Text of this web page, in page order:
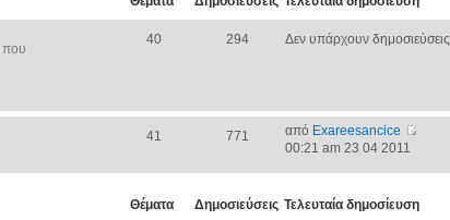
που
40 294 Δεν υπάρχουν δημοσιεύσεις
41 771 από Exareesancice
00:21 am 23 04 2011
Θέματα Δημοσιεύσεις Τελευταία δημοσίευση